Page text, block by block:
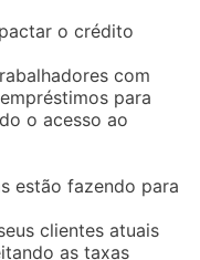
o crédito
com
para
o acesso ao
estão fazendo para
clientes atuais
as taxas